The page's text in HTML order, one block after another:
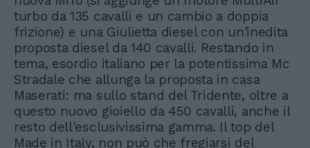
turbo da 135 cavalli e un cambio a doppia
frizione) e una Giulietta diesel con un'inedita
proposta diesel da 140 cavalli. Restando in
tema, esordio italiano per la potentissima Mc
Stradale che allunga la proposta in casa
Maserati: ma sullo stand del Tridente, oltre a
questo nuovo gioiello da 450 cavalli, anche il
resto dell'esclusivissima gamma. Il top del
Made in Italy, non può che fregiarsi del